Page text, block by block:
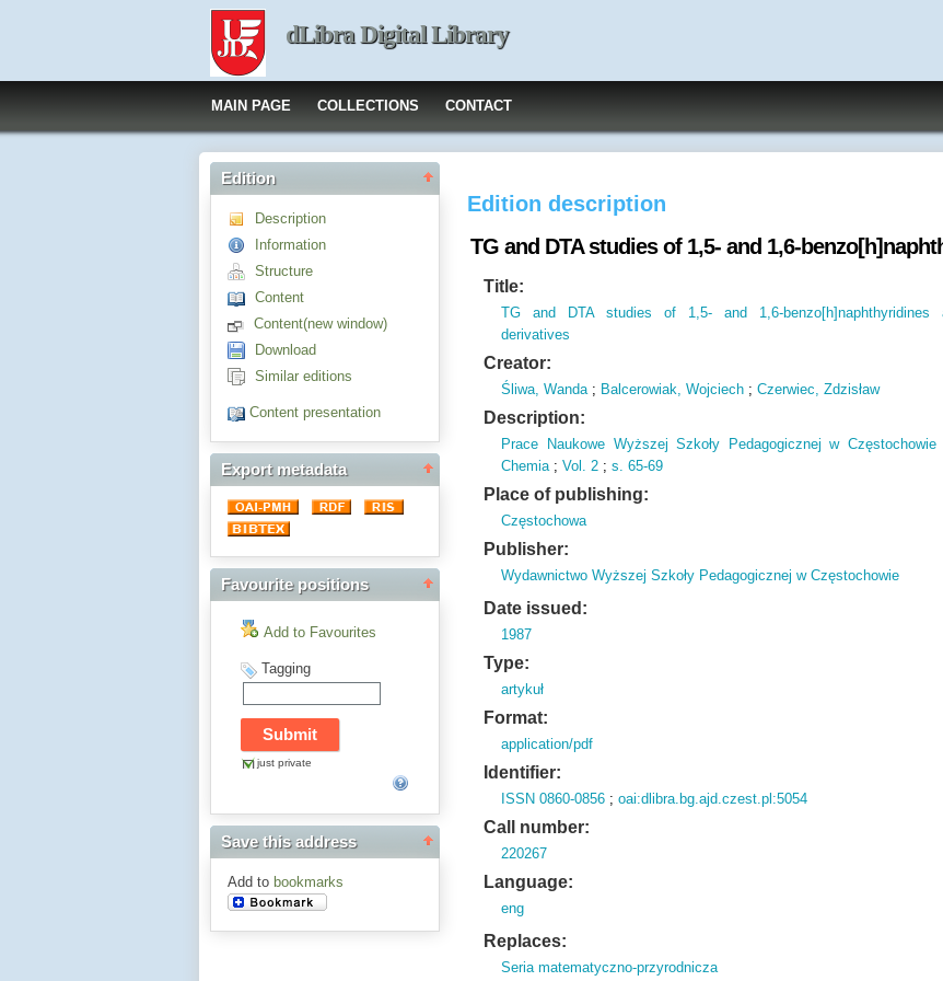
dLibra Digital Library
MAIN PAGE COLLECTIONS CONTACT
Edition
Description
Information
Structure
Content
Content(new window)
Download
Similar editions
Content presentation
Export metadata
Favourite positions
Add to Favourites
Tagging
just private
Save this address
Add to bookmarks
Edition description
TG and DTA studies of 1,5- and 1,6-
Title:
TG and DTA studies of 1,5- and 1,6-benzo[h]naphthyridines
derivatives
Creator:
Śliwa, Wanda; Balcerowiak, Wojciech ;Czerwiec, Zdzisław
Description:
Prace Naukowe Wyższej Szkoły Pedagogicznej w Częstochowie
Chemia;Vol. 2 ;s. 65-69
Place of publishing:
Częstochowa
Publisher:
Wydawnictwo Wyższej Szkoły Pedagogicznej w Częstochowie
Date issued:
1987
Type:
artykuł
Format:
application/pdf
Identifier:
ISSN 0860-0856 ;oai:dlibra.bg.ajd.czest.pl:5054
Call number:
220267
Language:
eng
Replaces:
Seria matematyczno-przyrodnicza